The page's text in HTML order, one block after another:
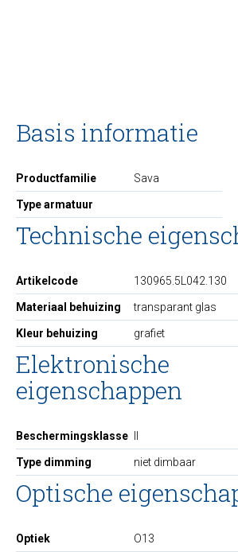
Basis informatie
Productfamilie Sava
Type armatuur
Technische
Artikelcode 130965.5L042.130
Materiaal behuizing transparant glas
Kleur behuizing grafiet
Elektronische
eigenschappen
Beschermingsklasse
Type dimming niet dimbaar
Optische
Optiek O13